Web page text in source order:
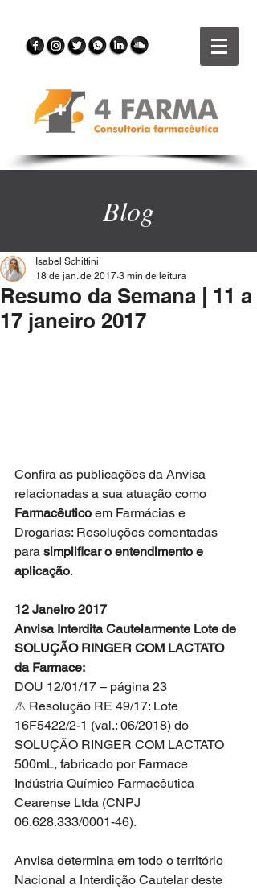
Blog
Resumo da Semana | 11 a
17 janeiro 2017
Isabel Schittini
18 de jan. de 2017 3 min de leitura
Confira as publicações da Anvisa
relacionadas a sua atuação como
Farmacêutico em Farmácias e
Drogarias: Resoluções comentadas
para simplificar o entendimento e
aplicação.
12 Janeiro 2017
Anvisa Interdita Cautelarmente Lote de
SOLUÇÃO RINGER COM LACTATO
da Farmace:
DOU 12/01/17 – página 23
⚠ Resolução RE 49/17: Lote
16F5422/2-1 (val.: 06/2018) do
SOLUÇÃO RINGER COM LACTATO
500mL, fabricado por Farmace
Indústria Químico Farmacêutica
Cearense Ltda (CNPJ
06.628.333/0001-46).
Anvisa determina em todo o território
Nacional a Interdição Cautelar deste